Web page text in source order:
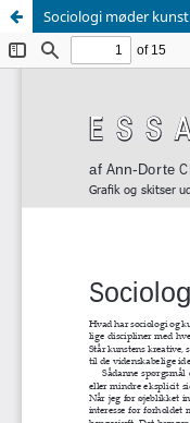
Sociologi møder kunst